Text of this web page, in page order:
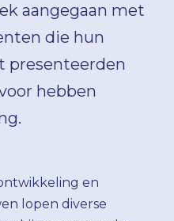
aangegaan met
die hun
presenteerden
hebben
en
lopen diverse